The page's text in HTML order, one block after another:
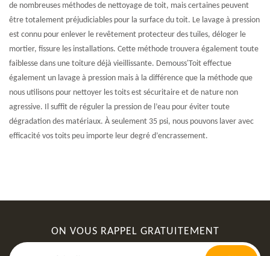
de nombreuses méthodes de nettoyage de toit, mais certaines peuvent
être totalement préjudiciables pour la surface du toit. Le lavage à pression
est connu pour enlever le revêtement protecteur des tuiles, déloger le
mortier, fissure les installations. Cette méthode trouvera également toute
faiblesse dans une toiture déjà vieillissante. Demouss'Toit effectue
également un lavage à pression mais à la différence que la méthode que
nous utilisons pour nettoyer les toits est sécuritaire et de nature non
agressive. Il suffit de réguler la pression de l’eau pour éviter toute
dégradation des matériaux. À seulement 35 psi, nous pouvons laver avec
efficacité vos toits peu importe leur degré d’encrassement.
ON VOUS RAPPEL GRATUITEMENT